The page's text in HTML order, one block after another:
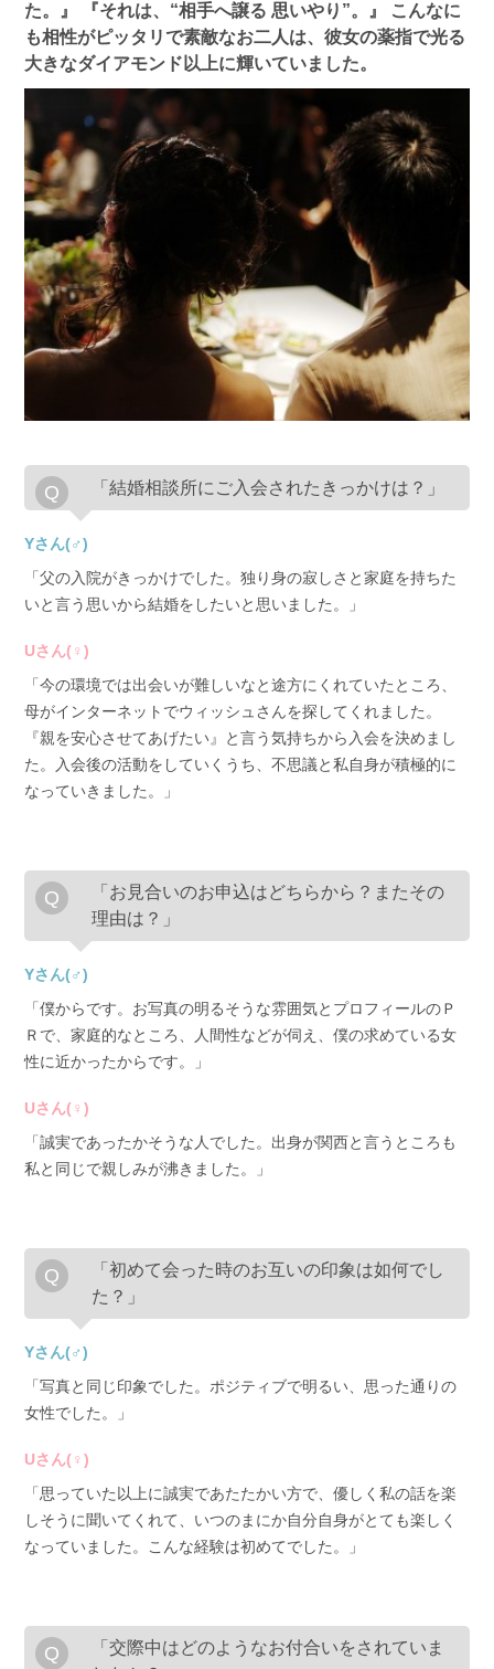
た。』
『それは、“相手へ譲る 思いやり”。』
こんなに
も相性がピッタリで素敵なお二人は、彼女の薬指で光る
大きなダイアモンド以上に輝いていました。
「結婚相談所にご入会されたきっかけは？」
Yさん(♂)
「父の入院がきっかけでした。独り身の寂しさと家庭を持ちた
いと言う思いから結婚をしたいと思いました。」
Uさん(♀)
「今の環境では出会いが難しいなと途方にくれていたところ、
母がインターネットでウィッシュさんを探してくれました。
『親を安心させてあげたい』と言う気持ちから入会を決めまし
た。入会後の活動をしていくうち、不思議と私自身が積極的に
なっていきました。」
「お見合いのお申込はどちらから？またその
理由は？」
Yさん(♂)
「僕からです。お写真の明るそうな雰囲気とプロフィールのＰ
Ｒで、家庭的なところ、人間性などが伺え、僕の求めている女
性に近かったからです。」
Uさん(♀)
「誠実であったかそうな人でした。出身が関西と言うところも
私と同じで親しみが沸きました。」
「初めて会った時のお互いの印象は如何でし
た？」
Yさん(♂)
「写真と同じ印象でした。ポジティブで明るい、思った通りの
女性でした。」
Uさん(♀)
「思っていた以上に誠実であたたかい方で、優しく私の話を楽
しそうに聞いてくれて、いつのまにか自分自身がとても楽しく
なっていました。こんな経験は初めてでした。」
「交際中はどのようなお付合いをされていま